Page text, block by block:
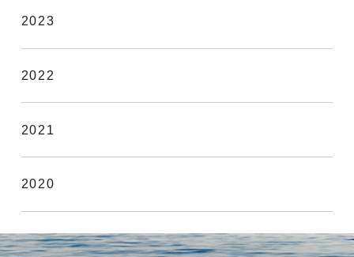
2023
2022
2021
2020